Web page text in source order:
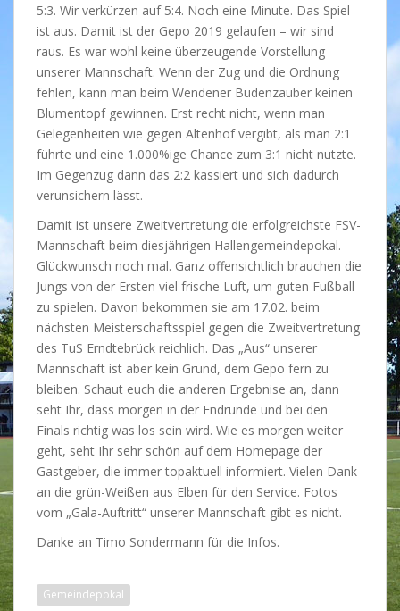
5:3. Wir verkürzen auf 5:4. Noch eine Minute. Das Spiel
ist aus. Damit ist der Gepo 2019 gelaufen – wir sind
raus. Es war wohl keine überzeugende Vorstellung
unserer Mannschaft. Wenn der Zug und die Ordnung
fehlen, kann man beim Wendener Budenzauber keinen
Blumentopf gewinnen. Erst recht nicht, wenn man
Gelegenheiten wie gegen Altenhof vergibt, als man 2:1
führte und eine 1.000%ige Chance zum 3:1 nicht nutzte.
Im Gegenzug dann das 2:2 kassiert und sich dadurch
verunsichern lässt.
Damit ist unsere Zweitvertretung die erfolgreichste FSV-
Mannschaft beim diesjährigen Hallengemeindepokal.
Glückwunsch noch mal. Ganz offensichtlich brauchen die
Jungs von der Ersten viel frische Luft, um guten Fußball
zu spielen. Davon bekommen sie am 17.02. beim
nächsten Meisterschaftsspiel gegen die Zweitvertretung
des TuS Erndtebrück reichlich. Das „Aus“ unserer
Mannschaft ist aber kein Grund, dem Gepo fern zu
bleiben. Schaut euch die anderen Ergebnise an, dann
seht Ihr, dass morgen in der Endrunde und bei den
Finals richtig was los sein wird. Wie es morgen weiter
geht, seht Ihr sehr schön auf dem Homepage der
Gastgeber, die immer topaktuell informiert. Vielen Dank
an die grün-Weißen aus Elben für den Service. Fotos
vom „Gala-Auftritt“ unserer Mannschaft gibt es nicht.
Danke an Timo Sondermann für die Infos.
Gemeindepokal